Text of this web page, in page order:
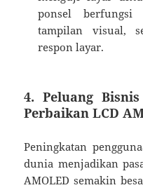
ponsel
tampilan visual,
respon layar.
4. Peluang
Perbaikan LCD
Peningkatan
dunia menjadikan
AMOLED semakin